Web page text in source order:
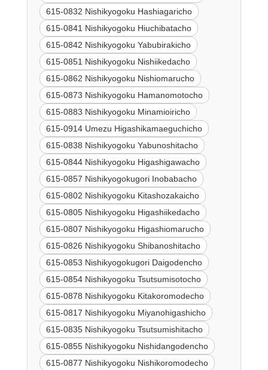
615-0832 Nishikyogoku Hashiagaricho
615-0841 Nishikyogoku Hiuchibatacho
615-0842 Nishikyogoku Yabubirakicho
615-0851 Nishikyogoku Nishiikedacho
615-0862 Nishikyogoku Nishiomarucho
615-0873 Nishikyogoku Hamanomotocho
615-0883 Nishikyogoku Minamioiricho
615-0914 Umezu Higashikamaeguchicho
615-0838 Nishikyogoku Yabunoshitacho
615-0844 Nishikyogoku Higashigawacho
615-0857 Nishikyogokugori Inobabacho
615-0802 Nishikyogoku Kitashozakaicho
615-0805 Nishikyogoku Higashiikedacho
615-0807 Nishikyogoku Higashiomarucho
615-0826 Nishikyogoku Shibanoshitacho
615-0853 Nishikyogokugori Daigodencho
615-0854 Nishikyogoku Tsutsumisotocho
615-0878 Nishikyogoku Kitakoromodecho
615-0817 Nishikyogoku Miyanohigashicho
615-0835 Nishikyogoku Tsutsumishitacho
615-0855 Nishikyogoku Nishidangodencho
615-0877 Nishikyogoku Nishikoromodecho